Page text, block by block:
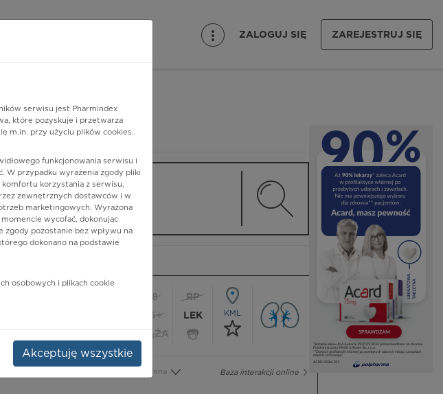
ZALOGUJ SIĘ ZAREJESTRUJ SIĘ
lekach
18
65+
CIĄŻA
RP
LEK
KML
Baza interakcji online
Inne
serwisu jest Pharmindex
które pozyskuje i przetwarza
m.in. przy użyciu plików cookies.
funkcjonowania serwisu i
W przypadku wyrażenia zgody pliki
korzystania z serwisu,
zewnętrznych dostawców i w
marketingowych. Wyrażona
wycofać, dokonując
zgody pozostanie bez wpływu na
dokonano na podstawie
osobowych i plikach cookie
Akceptuję wszystkie